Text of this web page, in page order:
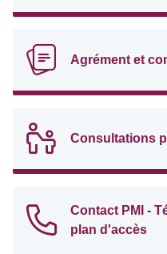
Agrément et
Consultations
Contact PMI -
plan d'accès